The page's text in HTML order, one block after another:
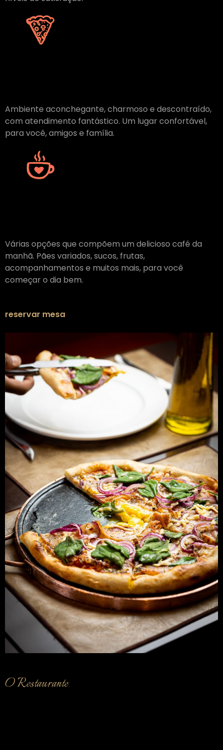
Ambiente aconchegante, charmoso e descontraído,
com atendimento fantástico. Um lugar confortável,
para você, amigos e família.
Várias opções que compõem um delicioso café da
manhã. Pães variados, sucos, frutas,
acompanhamentos e muitos mais, para você
começar o dia bem.
reservar mesa
O Restaurante